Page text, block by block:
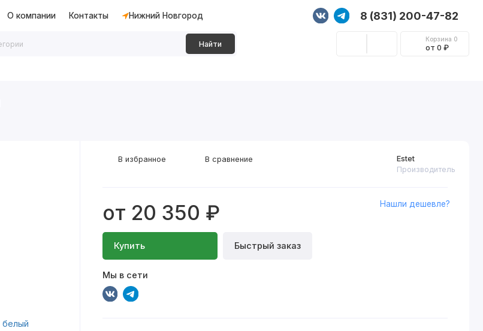
О компании Контакты Нижний Новгород 8 (831) 200-47-82
Найти
Корзина 0
от 0 ₽
Estet
Производитель
от 20 350 ₽
Купить Быстрый заказ
Нашли дешевле?
Мы в сети
В избранное В сравнение